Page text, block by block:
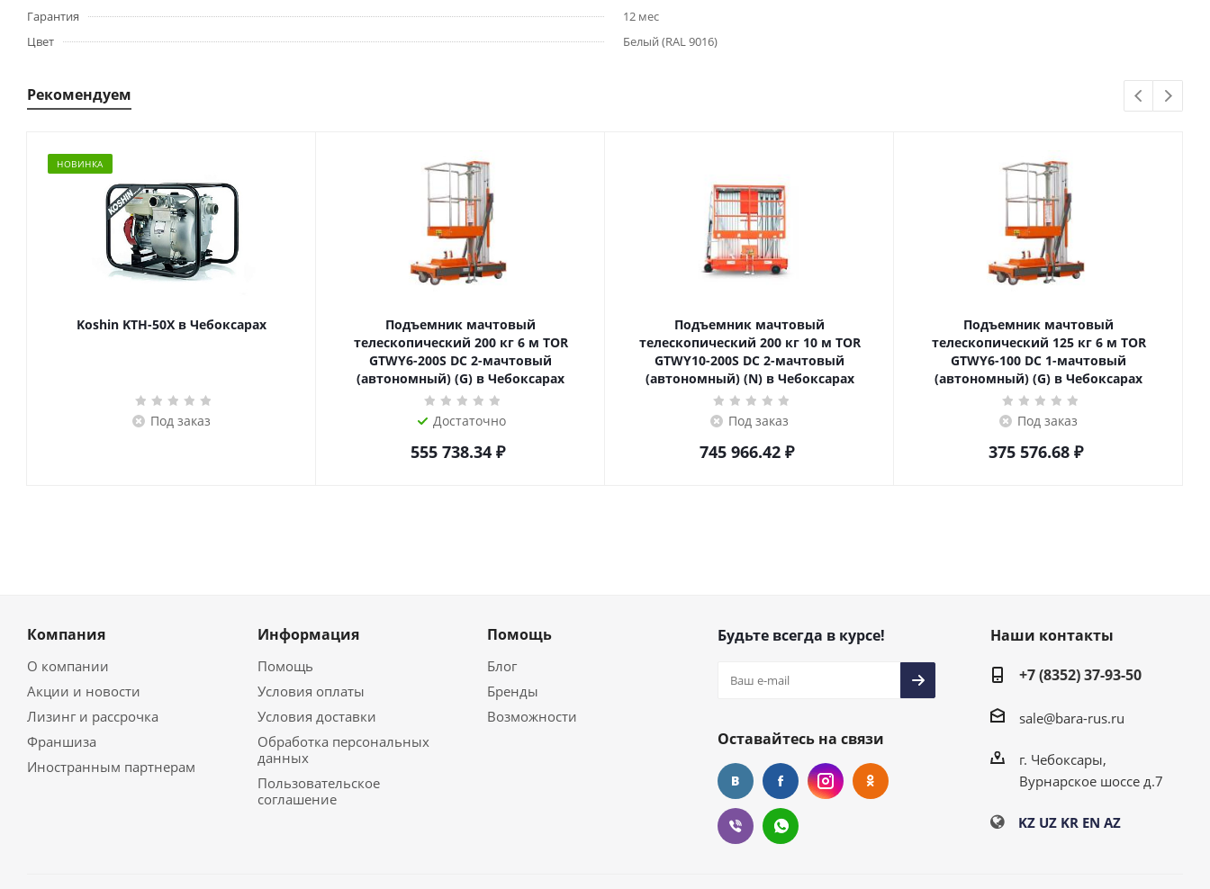
Гарантия
12 мес
Цвет
Белый (RAL 9016)
Рекомендуем
НОВИНКА
Koshin KTH-50X в Чебоксарах
Под заказ
Подъемник мачтовый
телескопический 200 кг 6 м TOR
GTWY6-200S DC 2-мачтовый
(автономный) (G) в Чебоксарах
Достаточно
555 738.34₽
Подъемник мачтовый
телескопический 200 кг 10 м TOR
GTWY10-200S DC 2-мачтовый
(автономный) (N) в Чебоксарах
Под заказ
745 966.42₽
Подъемник мачтовый
телескопический 125 кг 6 м TOR
GTWY6-100 DC 1-мачтовый
(автономный) (G) в Чебоксарах
Под заказ
375 576.68₽
Компания
О компании
Акции и новости
Лизинг и рассрочка
Франшиза
Иностранным партнерам
Информация
Помощь
Условия оплаты
Условия доставки
Обработка персональных
данных
Пользовательское
соглашение
Помощь
Блог
Бренды
Возможности
Будьте всегда в курсе!
Оставайтесь на связи
Наши контакты
+7 (8352) 37-93-50
sale@bara-rus.ru
г. Чебоксары,
Вурнарское шоссе д.7
KZ UZ KR EN AZ